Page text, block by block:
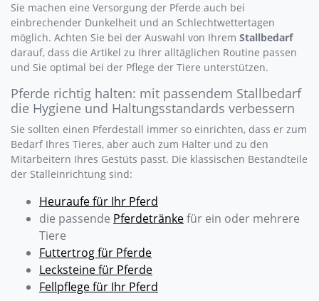
Sie machen eine Versorgung der Pferde auch bei
einbrechender Dunkelheit und an Schlechtwettertagen
möglich. Achten Sie bei der Auswahl von Ihrem Stallbedarf
darauf, dass die Artikel zu Ihrer alltäglichen Routine passen
und Sie optimal bei der Pflege der Tiere unterstützen.
Pferde richtig halten: mit passendem Stallbedarf
die Hygiene und Haltungsstandards verbessern
Sie sollten einen Pferdestall immer so einrichten, dass er zum
Bedarf Ihres Tieres, aber auch zum Halter und zu den
Mitarbeitern Ihres Gestüts passt. Die klassischen Bestandteile
der Stalleinrichtung sind:
Heuraufe für Ihr Pferd
die passende Pferdetränkefür ein oder mehrere
Tiere
Futtertrog für Pferde
Lecksteine für Pferde
Fellpflege für Ihr Pferd